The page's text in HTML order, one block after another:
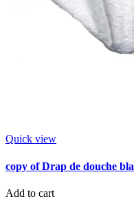
Quick view
copy of Drap de douche
Add to cart